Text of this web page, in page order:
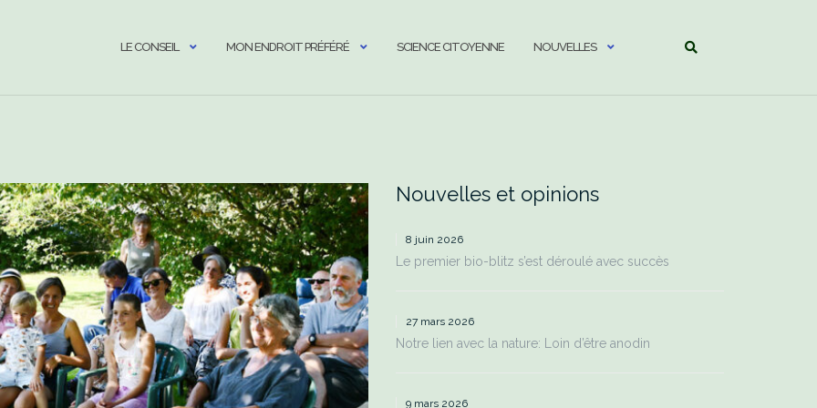
LE CONSEIL MON ENDROIT PRÉFÉRÉ SCIENCE CITOYENNE NOUVELLES
Nouvelles et opinions
8 juin 2026
Le premier bio-blitz s’est déroulé avec succès
27 mars 2026
Notre lien avec la nature: Loin d’être anodin
9 mars 2026